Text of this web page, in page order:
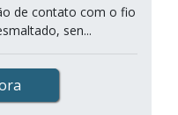
de contato com o fio
sen...